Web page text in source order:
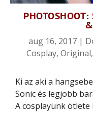
aug 16, 2017|
Cosplay, Original,
Ki az aki a
Sonic és legjobb
A cosplayünk